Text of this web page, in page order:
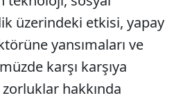
üzerindeki etkisi, yapay
yansımaları ve
karşı karşıya
hakkında